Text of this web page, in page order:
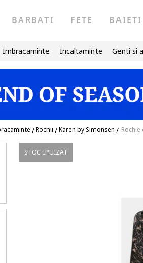
BARBATI FETE BAIETI
Imbracaminte Incaltaminte Genti si
/Rochii /Karen by Simonsen /
STOC EPUIZAT